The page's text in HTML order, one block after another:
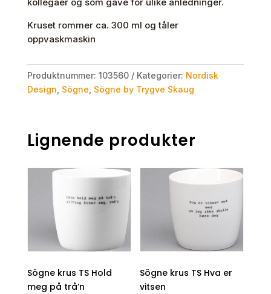
Kruset rommer ca. 300 ml og tåler
oppvaskmaskin
Produktnummer: 103560 Kategorier: Nordisk
Design Sögne Sögne by Trygve Skaug
Lignende produkter
Sögne krus TS Hold
meg på trå’n
Sögne krus TS Hva er
vitsen